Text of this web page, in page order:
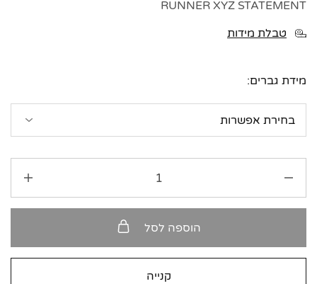
RUNNER XYZ STATEMENT
טבלת מידות
מידת גברים:
הוספה לסל
קנייה